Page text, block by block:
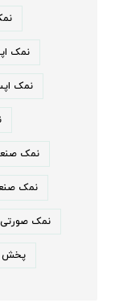
نمک
نمک
نمک
نمک
نمک صورتی
پخش